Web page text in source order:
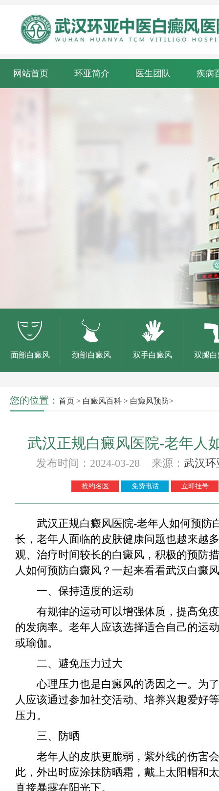
网站首页 环亚简介 医生团队 疾病
面部白癜风 颈部白癜风 双手白癜风 双腿
您的位置： 首页 > 白癜风百科 > 白癜风预防>
武汉正规白癜风医院-老年人
发布时间：2024-03-28 来源： 武汉环
抢约名医 免费电话 立即挂号
武汉正规白癜风医院-老年人如何预防
长，老年人面临的皮肤健康问题也越来越
观、治疗时间较长的白癜风，积极的预防
人如何预防白癜风？一起来看看武汉白癜
一、保持适度的运动
有规律的运动可以增强体质，提高免疫
的发病率。老年人应该选择适合自己的运
或瑜伽。
二、避免压力过大
心理压力也是白癜风的诱因之一。为了
人应该通过参加社交活动、培养兴趣爱好
压力。
三、防晒
老年人的皮肤更脆弱，紫外线的伤害会
此，外出时应涂抹防晒霜，戴上太阳帽和
直接暴露在阳光下。